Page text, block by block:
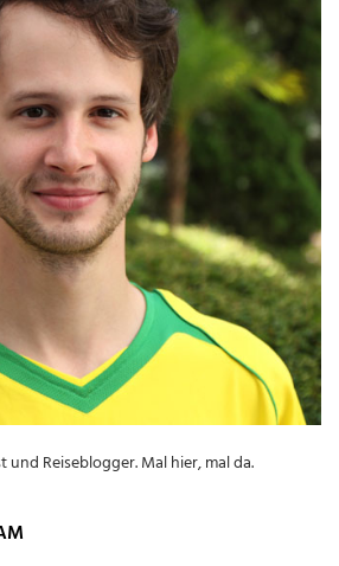
Reiseblogger. Mal hier, mal da.